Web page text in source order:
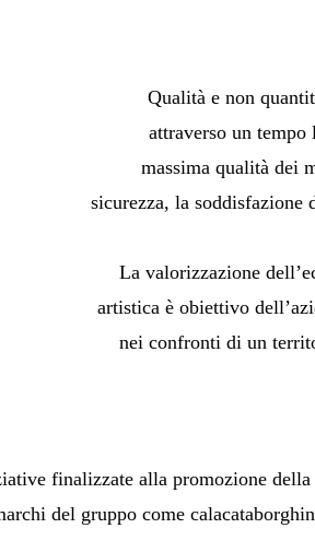
Qualità e non
attraverso un tempo
massima qualità dei
sicurezza, la soddisfazione
La valorizzazione
artistica è obiettivo
nei confronti di un
finalizzate alla promozione
del gruppo come